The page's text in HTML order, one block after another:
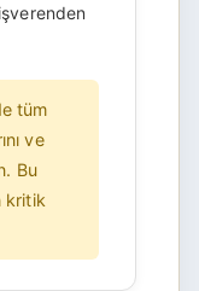
tüm
ve
Bu
kritik